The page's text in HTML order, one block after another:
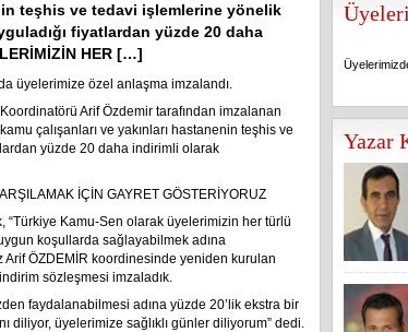
teşhis ve tedavi işlemlerine yönelik
fiyatlardan yüzde 20 daha
HER […]
üyelerimize özel anlaşma imzalandı.
Arif Özdemir tarafından imzalanan
çalışanları ve yakınları hastanenin teşhis ve
yüzde 20 daha indirimli olarak
İÇİN GAYRET GÖSTERİYORUZ
“Türkiye Kamu-Sen olarak üyelerimizin her türlü
koşullarda sağlayabilmek adına
Arif ÖZDEMİR koordinesinde yeniden kurulan
sözleşmesi imzaladık.
faydalanabilmesi adına yüzde 20’lik ekstra bir
diliyor, üyelerimize sağlıklı günler diliyorum” dedi.
Yazar